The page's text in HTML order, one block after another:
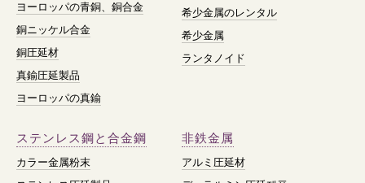
ヨーロッパの青銅、銅合金
銅ニッケル合金
銅圧延材
真鍮圧延製品
ヨーロッパの真鍮
希少金属のレンタル
希少金属
ランタノイド
ステンレス鋼と合金鋼
カラー金属粉末
非鉄金属
アルミ圧延材